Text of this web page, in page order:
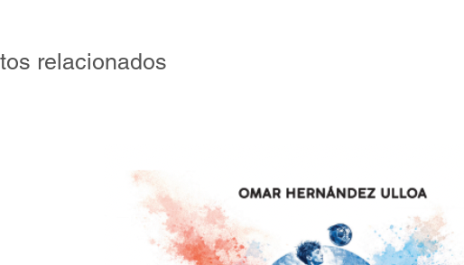
de ciudades, regiones y países, y su impacto en el turismo,
pasión es la misma. El libro fue declarado de interés cultural y
la Secretaría de Deportes del Gobierno de la Ciudad de Buenos
Municipalidad de Cañuelas. Además cuenta con el apoyo
de la Asociación del Fútbol Argentino, la Superliga Argentina de
Argentina de Polo, la Asociación Argentina de Golf, la
de
la
relacionados